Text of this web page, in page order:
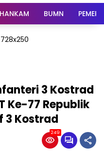
HANKAM BUMN
3 Kostrad
Ke-77 Republik
3 Kostrad
249